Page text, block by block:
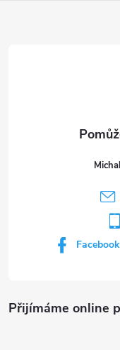
Přijímáme online